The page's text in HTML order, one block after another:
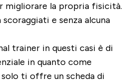
migliorare la propria fisicità.
e senza alcuna
trainer in questi casi è di
in quanto come
ti offre un scheda di